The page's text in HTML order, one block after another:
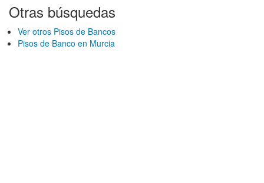
Otras búsquedas
Ver otros Pisos de Bancos
Pisos de Banco en Murcia